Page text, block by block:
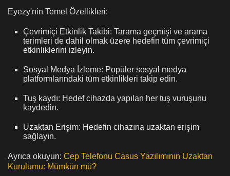
Eyezy'nin Temel Özellikleri:
Çevrimiçi Etkinlik Takibi: Tarama geçmişi ve arama
terimleri de dahil olmak üzere hedefin tüm çevrimiçi
etkinliklerini izleyin.
Sosyal Medya İzleme: Popüler sosyal medya
platformlarındaki tüm etkinlikleri takip edin.
Tuş kaydı: Hedef cihazda yapılan her tuş vuruşunu
kaydedin.
Uzaktan Erişim: Hedefin cihazına uzaktan erişim
sağlayın.
Ayrıca okuyun: Cep Telefonu Casus Yazılımının Uzaktan
Kurulumu: Mümkün mü?